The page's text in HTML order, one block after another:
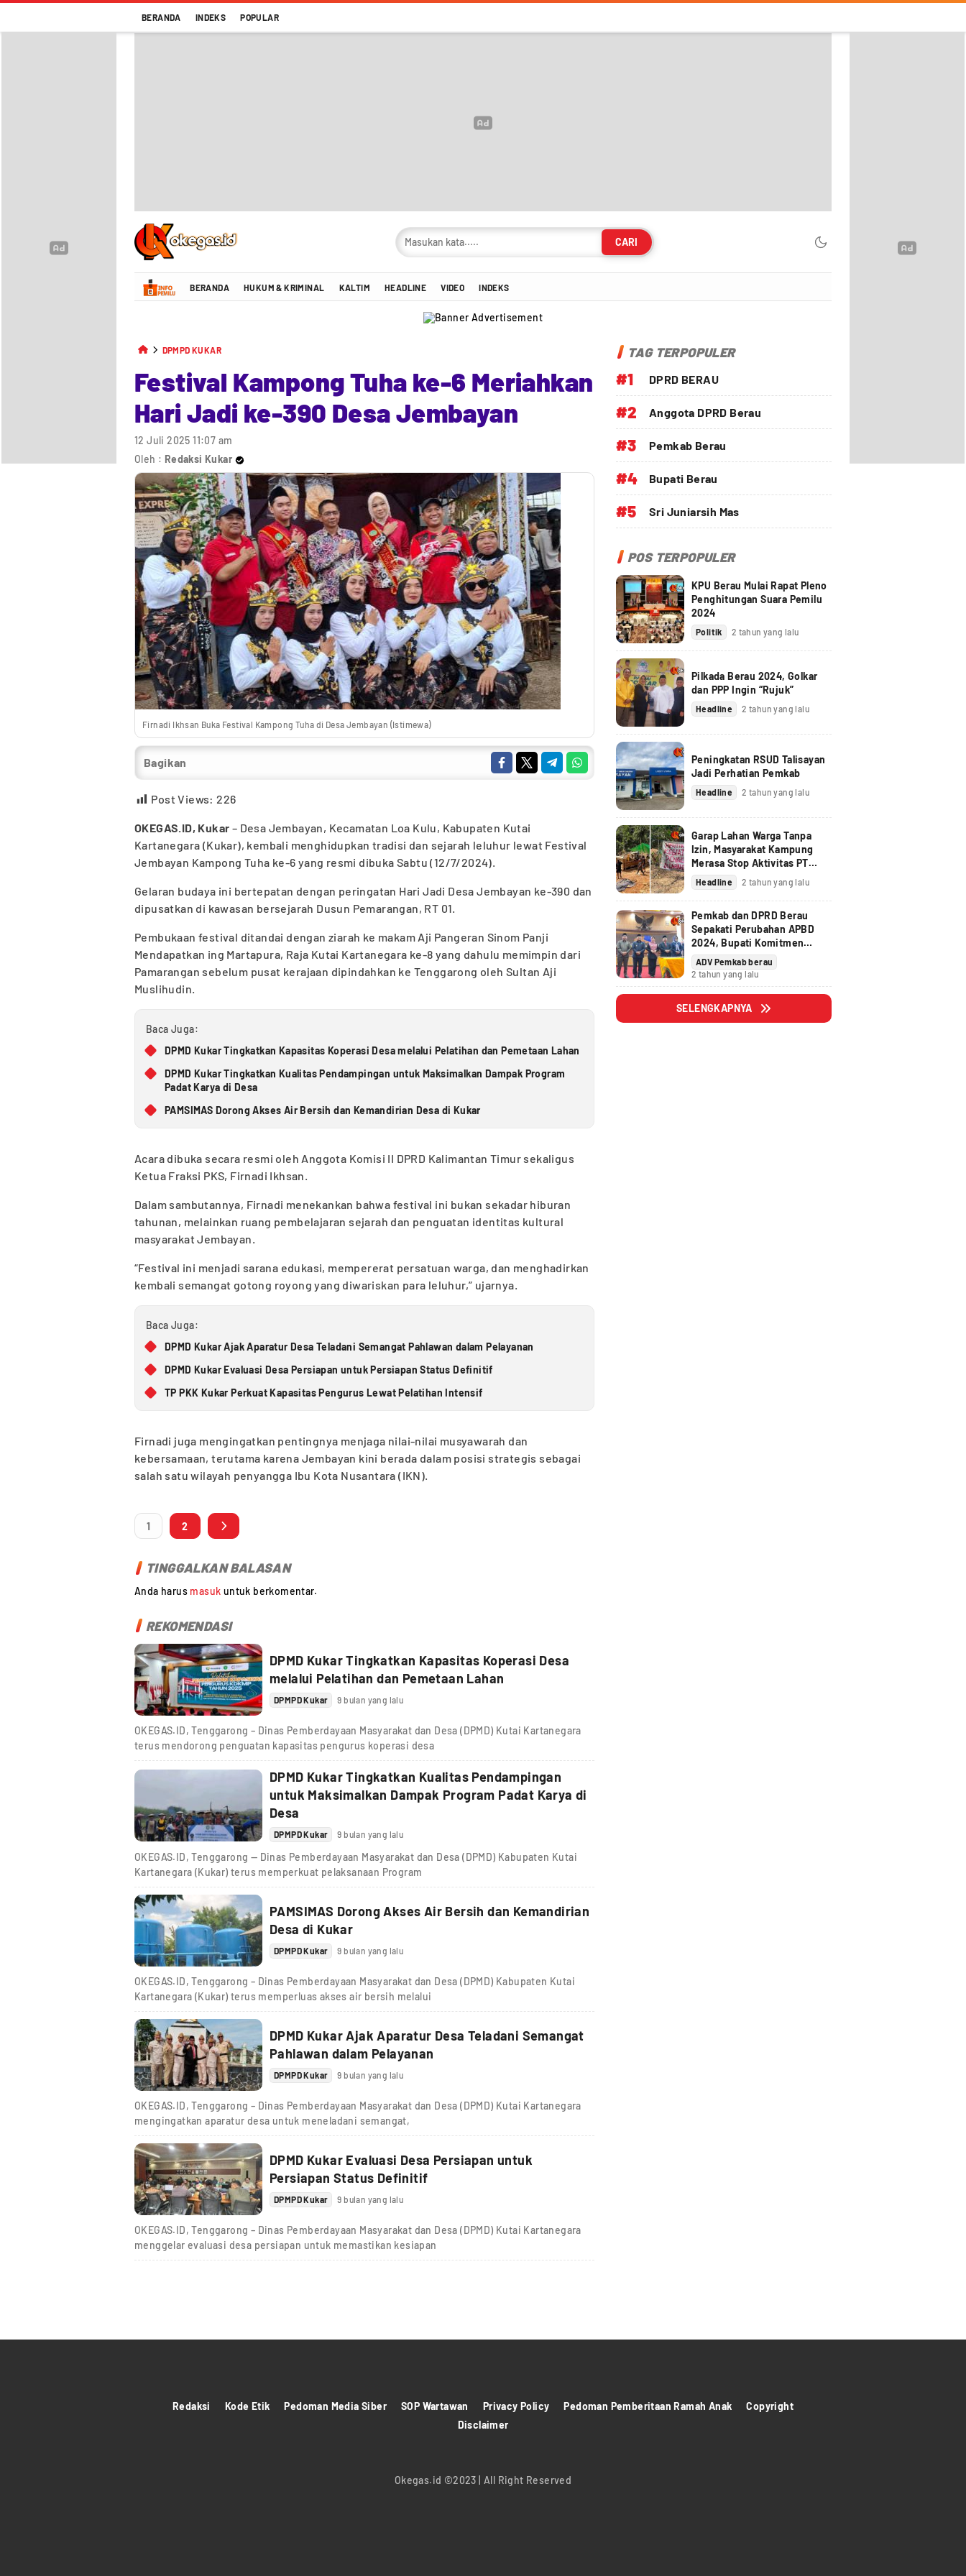
BERANDA INDEKS POPULAR
Oke Gas Indonesia | Energi Positif Informasi Terkini!
CARI
BERANDA HUKUM & KRIMINAL KALTIM HEADLINE VIDEO INDEKS
DPMPD KUKAR
Festival Kampong Tuha ke-6 Meriahkan
Hari Jadi ke-390 Desa Jembayan
12 Juli 2025 11:07 am
Oleh : Redaksi Kukar
Firnadi Ikhsan Buka Festival Kampong Tuha di Desa Jembayan (Istimewa)
Bagikan
Post Views: 226
OKEGAS.ID, Kukar – Desa Jembayan, Kecamatan Loa Kulu, Kabupaten Kutai
Kartanegara (Kukar), kembali menghidupkan tradisi dan sejarah leluhur lewat Festival
Jembayan Kampong Tuha ke-6 yang resmi dibuka Sabtu (12/7/2024).
Gelaran budaya ini bertepatan dengan peringatan Hari Jadi Desa Jembayan ke-390 dan
dipusatkan di kawasan bersejarah Dusun Pemarangan, RT 01.
Pembukaan festival ditandai dengan ziarah ke makam Aji Pangeran Sinom Panji
Mendapatkan ing Martapura, Raja Kutai Kartanegara ke-8 yang dahulu memimpin dari
Pamarangan sebelum pusat kerajaan dipindahkan ke Tenggarong oleh Sultan Aji
Muslihudin.
Baca Juga:
DPMD Kukar Tingkatkan Kapasitas Koperasi Desa melalui Pelatihan dan Pemetaan Lahan
DPMD Kukar Tingkatkan Kualitas Pendampingan untuk Maksimalkan Dampak Program
Padat Karya di Desa
PAMSIMAS Dorong Akses Air Bersih dan Kemandirian Desa di Kukar
Acara dibuka secara resmi oleh Anggota Komisi II DPRD Kalimantan Timur sekaligus
Ketua Fraksi PKS, Firnadi Ikhsan.
Dalam sambutannya, Firnadi menekankan bahwa festival ini bukan sekadar hiburan
tahunan, melainkan ruang pembelajaran sejarah dan penguatan identitas kultural
masyarakat Jembayan.
“Festival ini menjadi sarana edukasi, mempererat persatuan warga, dan menghadirkan
kembali semangat gotong royong yang diwariskan para leluhur,” ujarnya.
Baca Juga:
DPMD Kukar Ajak Aparatur Desa Teladani Semangat Pahlawan dalam Pelayanan
DPMD Kukar Evaluasi Desa Persiapan untuk Persiapan Status Definitif
TP PKK Kukar Perkuat Kapasitas Pengurus Lewat Pelatihan Intensif
Firnadi juga mengingatkan pentingnya menjaga nilai-nilai musyawarah dan
kebersamaan, terutama karena Jembayan kini berada dalam posisi strategis sebagai
salah satu wilayah penyangga Ibu Kota Nusantara (IKN).
1 2
TINGGALKAN BALASAN
Anda harus masuk untuk berkomentar.
REKOMENDASI
DPMD Kukar Tingkatkan Kapasitas Koperasi Desa
melalui Pelatihan dan Pemetaan Lahan
DPMPD Kukar 9 bulan yang lalu
OKEGAS.ID, Tenggarong – Dinas Pemberdayaan Masyarakat dan Desa (DPMD) Kutai Kartanegara
terus mendorong penguatan kapasitas pengurus koperasi desa
DPMD Kukar Tingkatkan Kualitas Pendampingan
untuk Maksimalkan Dampak Program Padat Karya di
Desa
DPMPD Kukar 9 bulan yang lalu
OKEGAS.ID, Tenggarong — Dinas Pemberdayaan Masyarakat dan Desa (DPMD) Kabupaten Kutai
Kartanegara (Kukar) terus memperkuat pelaksanaan Program
PAMSIMAS Dorong Akses Air Bersih dan Kemandirian
Desa di Kukar
DPMPD Kukar 9 bulan yang lalu
OKEGAS.ID, Tenggarong – Dinas Pemberdayaan Masyarakat dan Desa (DPMD) Kabupaten Kutai
Kartanegara (Kukar) terus memperluas akses air bersih melalui
DPMD Kukar Ajak Aparatur Desa Teladani Semangat
Pahlawan dalam Pelayanan
DPMPD Kukar 9 bulan yang lalu
OKEGAS.ID, Tenggarong – Dinas Pemberdayaan Masyarakat dan Desa (DPMD) Kutai Kartanegara
mengingatkan aparatur desa untuk meneladani semangat,
DPMD Kukar Evaluasi Desa Persiapan untuk
Persiapan Status Definitif
DPMPD Kukar 9 bulan yang lalu
OKEGAS.ID, Tenggarong – Dinas Pemberdayaan Masyarakat dan Desa (DPMD) Kutai Kartanegara
menggelar evaluasi desa persiapan untuk memastikan kesiapan
TAG TERPOPULER
#1 DPRD BERAU
#2 Anggota DPRD Berau
#3 Pemkab Berau
#4 Bupati Berau
#5 Sri Juniarsih Mas
POS TERPOPULER
KPU Berau Mulai Rapat Pleno
Penghitungan Suara Pemilu
2024
Politik 2 tahun yang lalu
Pilkada Berau 2024, Golkar
dan PPP Ingin “Rujuk”
Headline 2 tahun yang lalu
Peningkatan RSUD Talisayan
Jadi Perhatian Pemkab
Headline 2 tahun yang lalu
Garap Lahan Warga Tanpa
Izin, Masyarakat Kampung
Merasa Stop Aktivitas PT
Berau Coal
Headline 2 tahun yang lalu
Pemkab dan DPRD Berau
Sepakati Perubahan APBD
2024, Bupati Komitmen
Tindak Lanjuti Pandangan
Fraksi
ADV Pemkab berau
2 tahun yang lalu
SELENGKAPNYA
Redaksi Kode Etik Pedoman Media Siber SOP Wartawan Privacy Policy Pedoman Pemberitaan Ramah Anak
Copyright
Disclaimer
Okegas.id ©2023 | All Right Reserved